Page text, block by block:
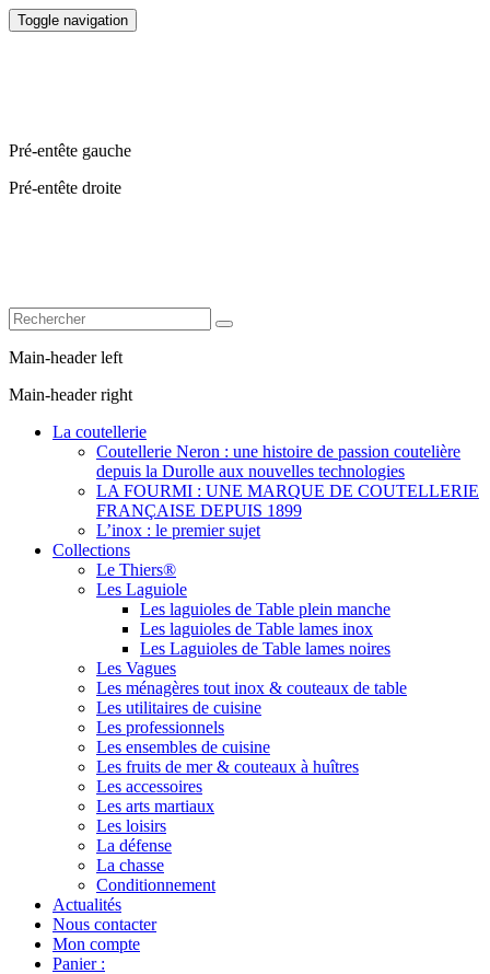
Toggle navigation
Pré-entête gauche
Pré-entête droite
Main-header left
Main-header right
La coutellerie
Coutellerie Neron : une histoire de passion coutelière
depuis la Durolle aux nouvelles technologies
LA FOURMI : UNE MARQUE DE COUTELLERIE
FRANÇAISE DEPUIS 1899
L’inox : le premier sujet
Collections
Le Thiers®
Les Laguiole
Les laguioles de Table plein manche
Les laguioles de Table lames inox
Les Laguioles de Table lames noires
Les Vagues
Les ménagères tout inox & couteaux de table
Les utilitaires de cuisine
Les professionnels
Les ensembles de cuisine
Les fruits de mer & couteaux à huîtres
Les accessoires
Les arts martiaux
Les loisirs
La défense
La chasse
Conditionnement
Actualités
Nous contacter
Mon compte
Panier :